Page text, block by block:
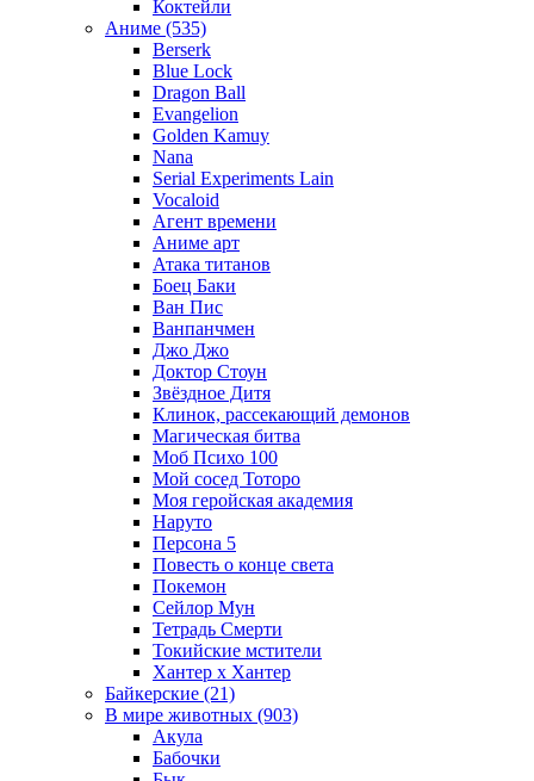
Коктейли
Аниме (535)
Berserk
Blue Lock
Dragon Ball
Evangelion
Golden Kamuy
Nana
Serial Experiments Lain
Vocaloid
Агент времени
Аниме арт
Атака титанов
Боец Баки
Ван Пис
Ванпанчмен
Джо Джо
Доктор Стоун
Звёздное Дитя
Клинок, рассекающий демонов
Магическая битва
Моб Психо 100
Мой сосед Тоторо
Моя геройская академия
Наруто
Персона 5
Повесть о конце света
Покемон
Сейлор Мун
Тетрадь Смерти
Токийские мстители
Хантер х Хантер
Байкерские (21)
В мире животных (903)
Акула
Бабочки